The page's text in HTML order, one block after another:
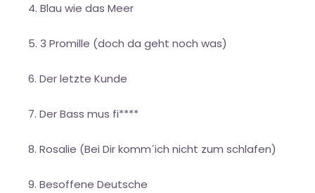
Blau wie das Meer
3 Promille (doch da geht noch was)
Der letzte Kunde
Der Bass mus fi****
Rosalie (Bei Dir komm´ich nicht zum schlafen)
Besoffene Deutsche